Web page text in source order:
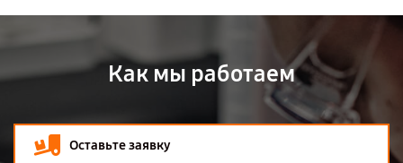
Как мы работаем
Оставьте заявку